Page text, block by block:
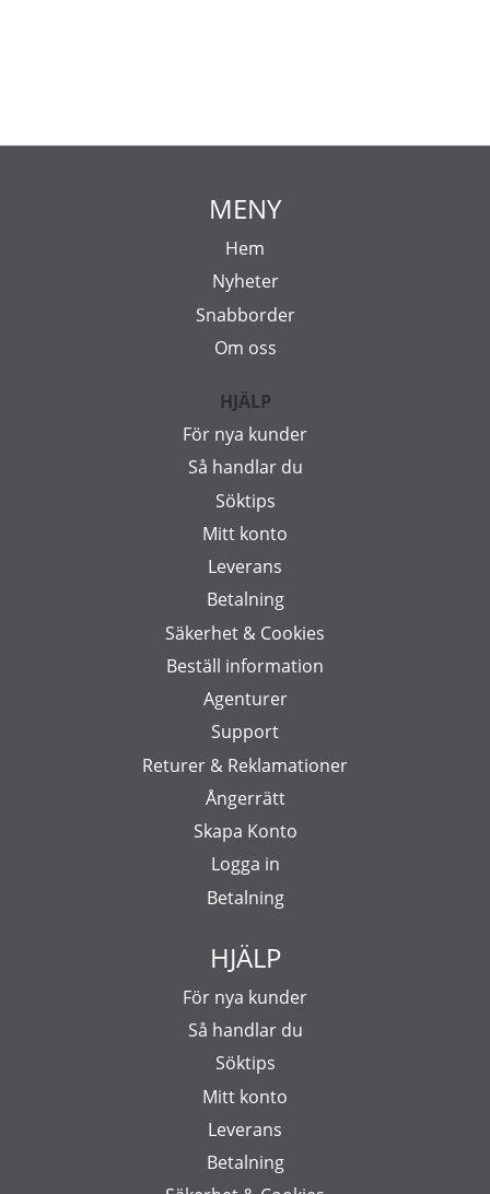
MENY
Hem
Nyheter
Snabborder
Om oss
HJÄLP
För nya kunder
Så handlar du
Söktips
Mitt konto
Leverans
Betalning
Säkerhet & Cookies
Beställ information
Agenturer
Support
Returer & Reklamationer
Ångerrätt
Skapa Konto
Logga in
Betalning
HJÄLP
För nya kunder
Så handlar du
Söktips
Mitt konto
Leverans
Betalning